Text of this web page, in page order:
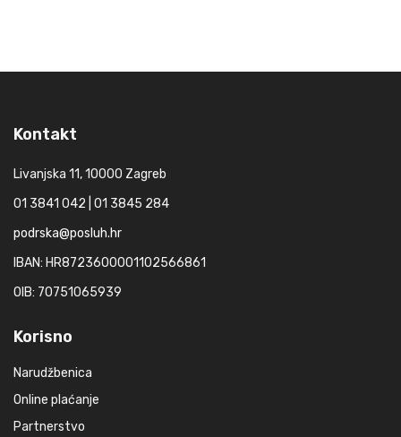
Kontakt
Livanjska 11, 10000 Zagreb
01 3841 042 | 01 3845 284
podrska@posluh.hr
IBAN: HR8723600001102566861
OIB: 70751065939
Korisno
Narudžbenica
Online plaćanje
Partnerstvo